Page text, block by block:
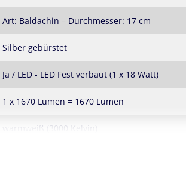
Art: Baldachin – Durchmesser: 17 cm
Silber gebürstet
Ja / LED - LED Fest verbaut (1 x 18 Watt)
1 x 1670 Lumen = 1670 Lumen
warmweiß (3000 Kelvin)